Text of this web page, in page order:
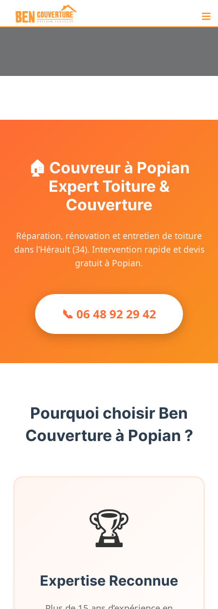
🏠 Couvreur à Popian
Expert Toiture &
Couverture
Réparation, rénovation et entretien de toiture
dans l’Hérault (34). Intervention rapide et devis
gratuit à Popian.
📞 06 48 92 29 42
Pourquoi choisir Ben
Couverture à Popian ?
🏆
Expertise Reconnue